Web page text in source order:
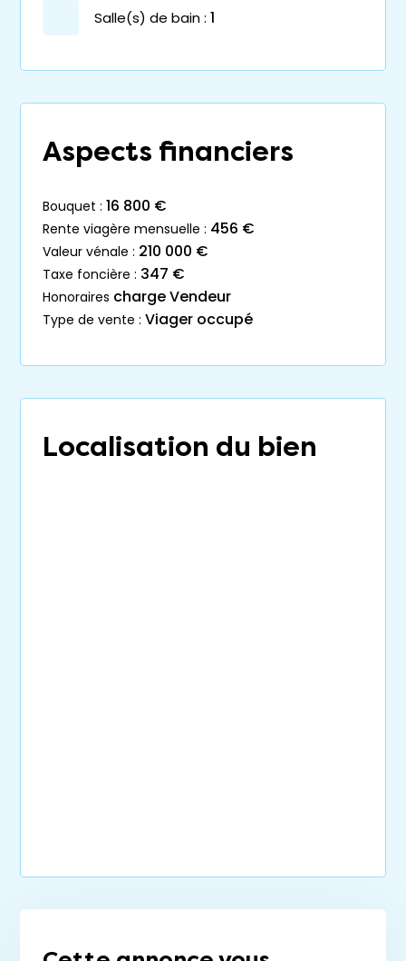
salle(s) de bain : 1
Aspects financiers
bouquet : 16 800 €
rente viagère mensuelle : 456 €
valeur vénale : 210 000 €
taxe foncière : 347 €
honoraires charge Vendeur
type de vente : Viager occupé
Localisation du bien